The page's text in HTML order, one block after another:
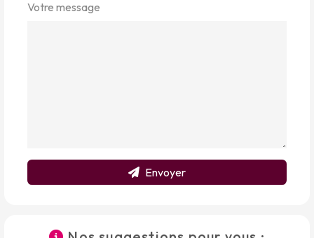
Votre message
Envoyer